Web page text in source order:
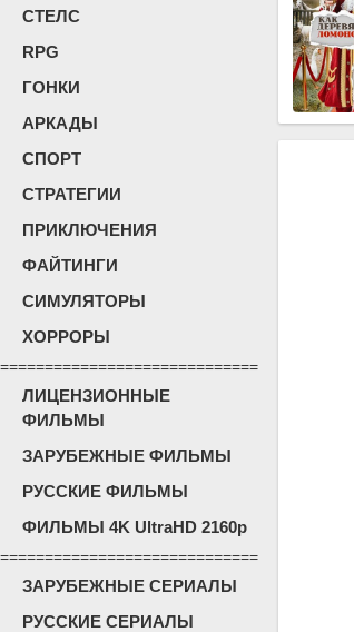
СТЕЛС
RPG
ГОНКИ
АРКАДЫ
СПОРТ
СТРАТЕГИИ
ПРИКЛЮЧЕНИЯ
ФАЙТИНГИ
СИМУЛЯТОРЫ
ХОРРОРЫ
=============================
ЛИЦЕНЗИОННЫЕ
ФИЛЬМЫ
ЗАРУБЕЖНЫЕ ФИЛЬМЫ
РУССКИЕ ФИЛЬМЫ
ФИЛЬМЫ 4K UltraHD 2160p
=============================
ЗАРУБЕЖНЫЕ СЕРИАЛЫ
РУССКИЕ СЕРИАЛЫ